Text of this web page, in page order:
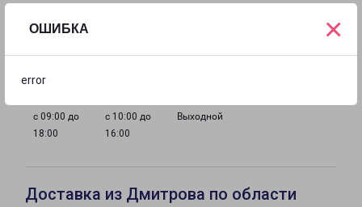
ОШИБКА
error
×
с 09:00 до
18:00
с 10:00 до
16:00
Выходной
Доставка из Дмитрова по области